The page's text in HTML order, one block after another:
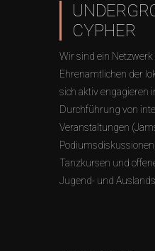
CYPHER
Wir sind ein
Ehrenamtlichen der
sich aktiv engagieren
Durchführung von
Veranstaltungen
Tanzkursen und
Jugend- und